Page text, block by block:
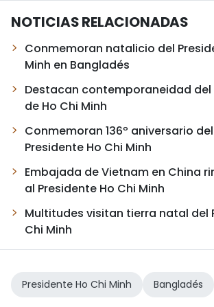
NOTICIAS RELACIONADAS
Conmemoran natalicio del
Minh en Bangladés
Destacan contemporaneidad
de Ho Chi Minh
Conmemoran 136º aniversario
Presidente Ho Chi Minh
Embajada de Vietnam en China
al Presidente Ho Chi Minh
Multitudes visitan tierra natal del
Chi Minh
Presidente Ho Chi Minh Bangladés